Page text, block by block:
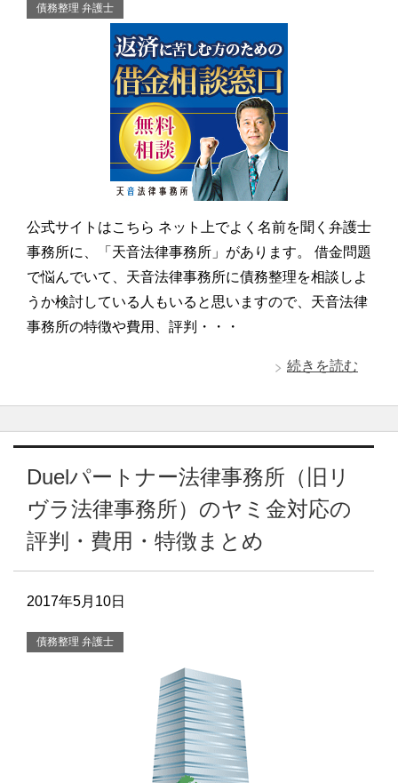
債務整理 弁護士
公式サイトはこちら ネット上でよく名前を聞く弁護士
事務所に、「天音法律事務所」があります。 借金問題
で悩んでいて、天音法律事務所に債務整理を相談しよ
うか検討している人もいると思いますので、天音法律
事務所の特徴や費用、評判・・・
続きを読む
Duelパートナー法律事務所（旧リ
ヴラ法律事務所）のヤミ金対応の
評判・費用・特徴まとめ
2017年5月10日
債務整理 弁護士